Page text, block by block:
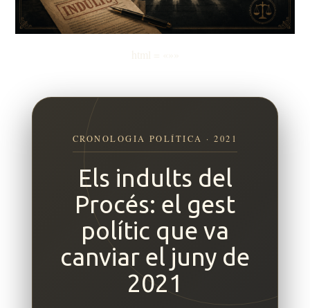
CRONOLOGIA POLÍTICA · 2021
Els indults del
Procés: el gest
polític que va
canviar el juny de
2021